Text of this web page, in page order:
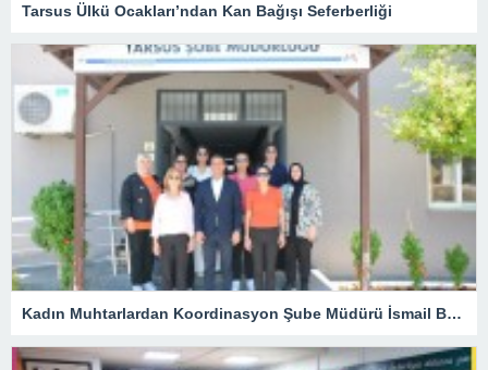
Tarsus Ülkü Ocakları’ndan Kan Bağışı Seferberliği
Kadın Muhtarlardan Koordinasyon Şube Müdürü İsmail Belli’ye Ziyaret